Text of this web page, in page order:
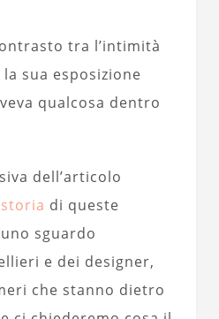
tra l’intimità
sua esposizione
qualcosa dentro
dell’articolo
storia di queste
sguardo
e dei designer,
che stanno dietro